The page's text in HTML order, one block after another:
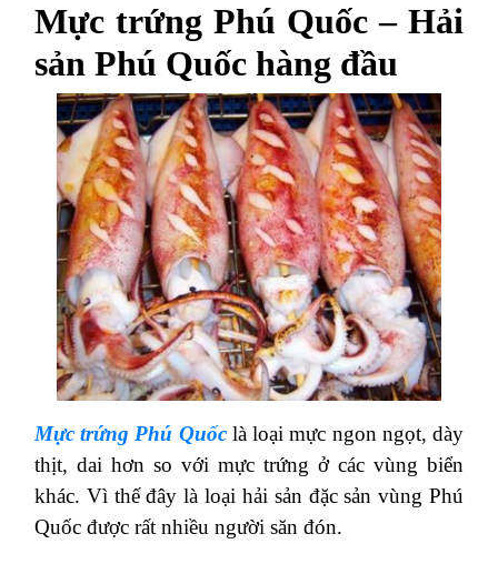
Mực trứng Phú Quốc – Hải
sản Phú Quốc hàng đầu
Mực trứng Phú Quốclà loại mực ngon ngọt, dày
thịt, dai hơn so với mực trứng ở các vùng biển
khác. Vì thế đây là loại hải sản đặc sản vùng Phú
Quốc được rất nhiều người săn đón.